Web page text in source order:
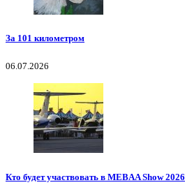
За 101 километром
06.07.2026
Кто будет участвовать в MEBAA Show 2026